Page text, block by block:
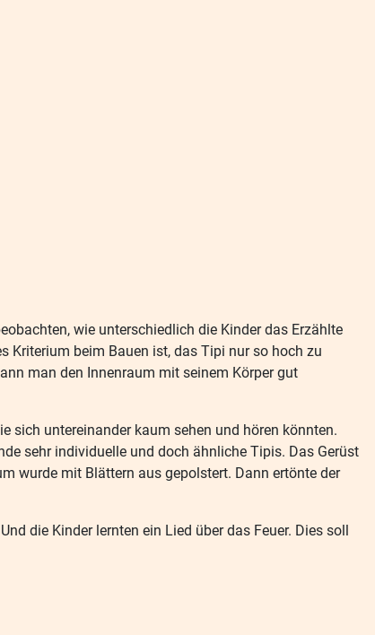
wie unterschiedlich die Kinder das Erzählte
Kriterium beim Bauen ist, das Tipi nur so hoch zu
man den Innenraum mit seinem Körper gut
sich untereinander kaum sehen und hören könnten.
sehr individuelle und doch ähnliche Tipis. Das Gerüst
wurde mit Blättern aus gepolstert. Dann ertönte der
die Kinder lernten ein Lied über das Feuer. Dies soll